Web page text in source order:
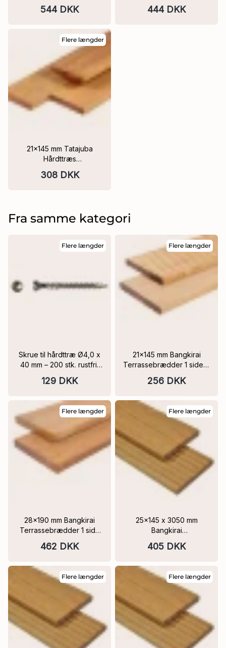
544 DKK 444 DKK
Flere længder
21x145 mm Tatajuba
Hårdttræs
FLERE VARIANTER
308 DKK
Fra samme kategori
Flere længder
Skrue til hårdttræ Ø4,0 x
40 mm – 200 stk. rustfrit
129 DKK
Flere længder
21x145 mm Bangkirai
Terrassebrædder 1 side 8
256 DKK
Flere længder
28x190 mm Bangkirai
Terrassebrædder 1 side
Varianter
462 DKK
Flere længder
25x145 x 3050 mm
Bangkirai
7-riller, 1 side glat
405 DKK
Flere længder Flere længder